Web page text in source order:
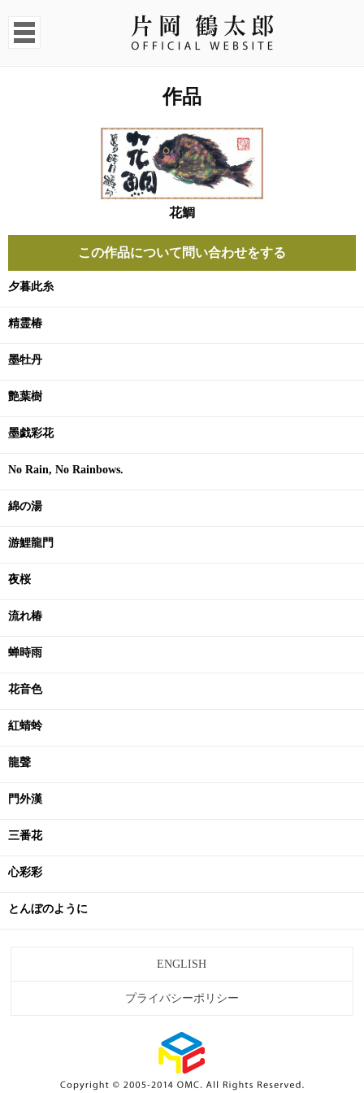
作品
花鯛
この作品について問い合わせをする
夕暮此糸
精霊椿
墨牡丹
艶葉樹
墨戯彩花
No Rain, No Rainbows.
綿の湯
游鯉龍門
夜桜
流れ椿
蝉時雨
花音色
紅蜻蛉
龍聲
門外漢
三番花
心彩彩
とんぼのように
ENGLISH
プライバシーポリシー